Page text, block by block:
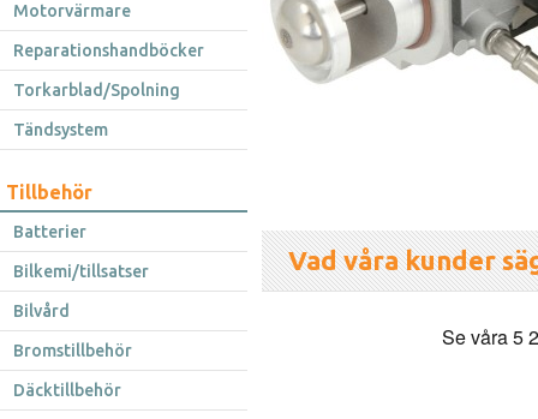
Motorvärmare
Reparationshandböcker
Torkarblad/Spolning
Tändsystem
Tillbehör
Batterier
Bilkemi/tillsatser
Bilvård
Bromstillbehör
Däcktillbehör
Vad våra kunder